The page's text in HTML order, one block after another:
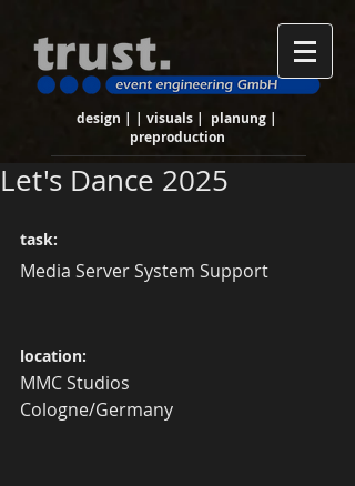
design | | visuals | planung |
preproduction
Let's Dance 2025
task:
Media Server System Support
location:
MMC Studios
Cologne/Germany